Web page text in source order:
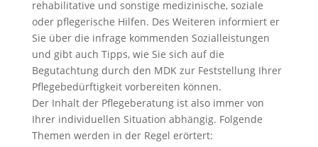
rehabilitative und sonstige medizinische, soziale
oder pflegerische Hilfen. Des Weiteren informiert er
Sie über die infrage kommenden Sozialleistungen
und gibt auch Tipps, wie Sie sich auf die
Begutachtung durch den MDK zur Feststellung Ihrer
Pflegebedürftigkeit vorbereiten können.
Der Inhalt der Pflegeberatung ist also immer von
Ihrer individuellen Situation abhängig. Folgende
Themen werden in der Regel erörtert: